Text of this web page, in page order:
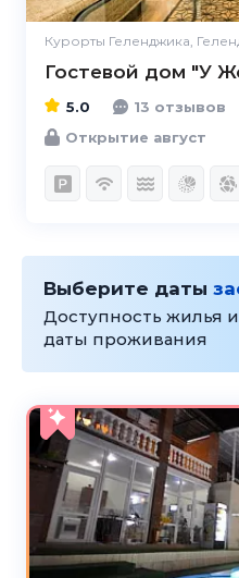
Курорты Геленджика,
Гостевой дом "У
5.0
13 отзывов
Открытие август
Выберите даты
Доступность жилья
даты проживания